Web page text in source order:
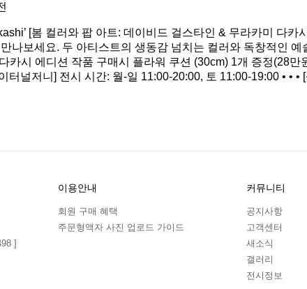
[봄 컬러와 팝 아트: 데이비드 걸스타인 & 무라카미 다
나보세요. 두 아티스트의 생동감 넘치는 컬러와 독창적인
카시 에디션 작품 구매시 플라워 쿠션 (30cm) 1개 증정(28
널저니] 전시 시간: 월-일 11:00-20:00, 토 11:00-19:00 • •
]
이용안내
회원 구매 혜택
주문형액자 사진 업로드 가이드
커뮤니티
공지사항
고객센터
새소식
갤러리
전시정보